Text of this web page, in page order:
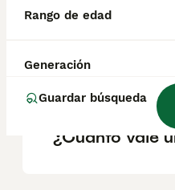
Rango de edad
Generación
Guardar búsqueda
¿Los
mascotas?
¿Cuánto vale